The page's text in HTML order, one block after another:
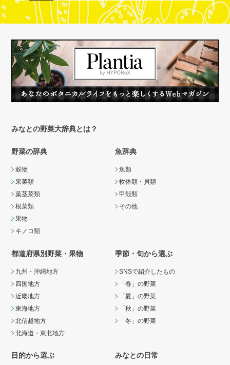
みなとの野菜大辞典とは？
野菜の辞典
穀物
果菜類
葉茎菜類
根菜類
果物
キノコ類
魚辞典
魚類
軟体類・貝類
甲殻類
その他
都道府県別野菜・果物
九州・沖縄地方
四国地方
近畿地方
東海地方
北信越地方
北海道・東北地方
季節・旬から選ぶ
SNSで紹介したもの
「春」の野菜
「夏」の野菜
「秋」の野菜
「冬」の野菜
目的から選ぶ みなとの日常